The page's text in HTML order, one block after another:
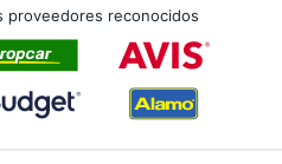
proveedores reconocidos